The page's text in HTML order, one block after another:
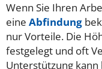
Wenn Sie Ihren
eine Abfindung
nur Vorteile. Die
festgelegt und oft
Unterstützung kann